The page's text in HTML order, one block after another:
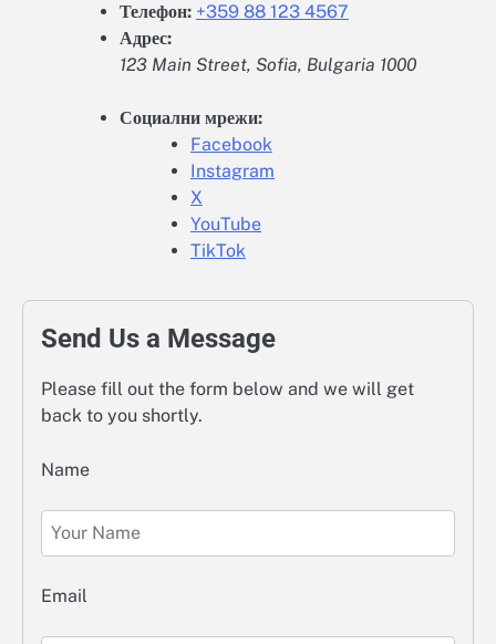
Телефон: +359 88 123 4567
Адрес:
123 Main Street, Sofia, Bulgaria 1000
Социални мрежи:
Facebook
Instagram
X
YouTube
TikTok
Send Us a Message
Please fill out the form below and we will get
back to you shortly.
Name
Email